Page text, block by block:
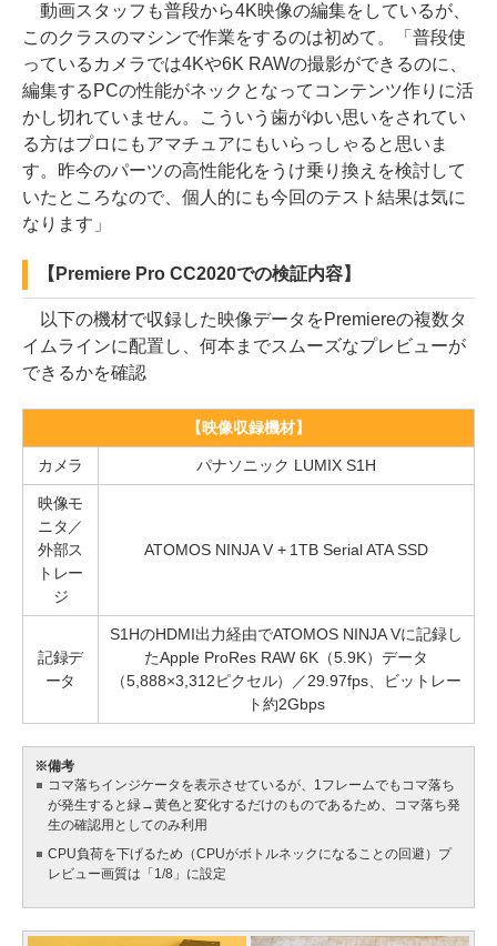
動画スタッフも普段から4K映像の編集をしているが、
このクラスのマシンで作業をするのは初めて。「普段使
っているカメラでは4Kや6K RAWの撮影ができるのに、
編集するPCの性能がネックとなってコンテンツ作りに活
かし切れていません。こういう歯がゆい思いをされてい
る方はプロにもアマチュアにもいらっしゃると思いま
す。昨今のパーツの高性能化をうけ乗り換えを検討して
いたところなので、個人的にも今回のテスト結果は気に
なります」
【Premiere Pro CC2020での検証内容】
以下の機材で収録した映像データをPremiereの複数タ
イムラインに配置し、何本までスムーズなプレビューが
できるかを確認
【映像収録機材】
カメラ パナソニック LUMIX S1H
映像モ
ニタ／
外部ス
トレー
ジ
ATOMOS NINJA V + 1TB Serial ATA SSD
記録デ
ータ
S1HのHDMI出力経由でATOMOS NINJA Vに記録し
たApple ProRes RAW 6K（5.9K）データ
（5,888×3,312ピクセル）／29.97fps、ビットレー
ト約2Gbps
※備考
コマ落ちインジケータを表示させているが、1フレームでもコマ落ち
が発生すると緑→黄色と変化するだけのものであるため、コマ落ち発
生の確認用としてのみ利用
CPU負荷を下げるため（CPUがボトルネックになることの回避）プ
レビュー画質は「1/8」に設定